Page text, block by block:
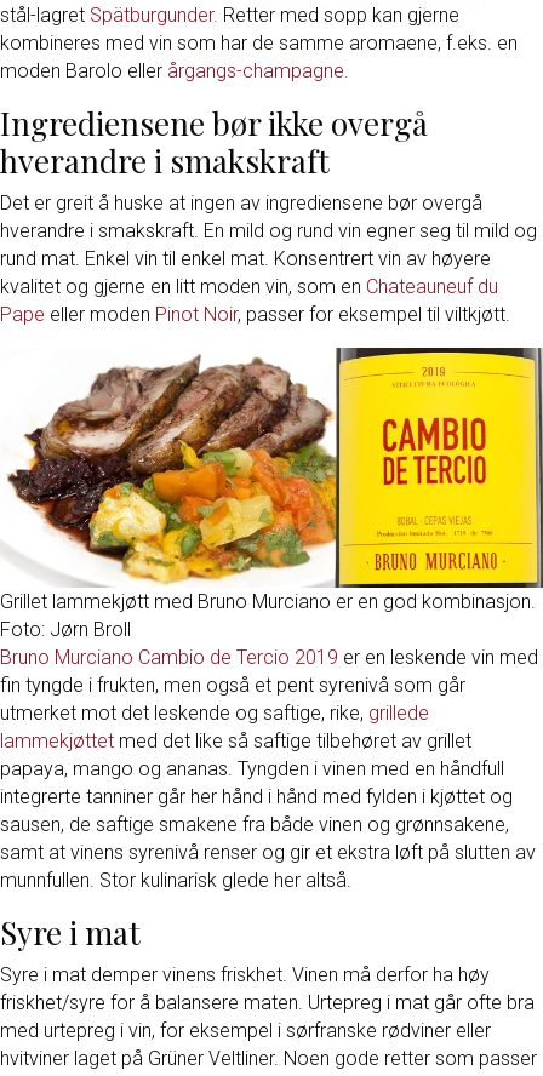
stål-lagret Spätburgunder. Retter med sopp kan gjerne
kombineres med vin som har de samme aromaene, f.eks. en
moden Barolo eller årgangs-champagne.
Ingrediensene bør ikke overgå
hverandre i smakskraft
Det er greit å huske at ingen av ingrediensene bør overgå
hverandre i smakskraft. En mild og rund vin egner seg til mild og
rund mat. Enkel vin til enkel mat. Konsentrert vin av høyere
kvalitet og gjerne en litt moden vin, som en Chateauneuf du
Pape eller moden Pinot Noir, passer for eksempel til viltkjøtt.
Grillet lammekjøtt med Bruno Murciano er en god kombinasjon.
Foto: Jørn Broll
Bruno Murciano Cambio de Tercio 2019 er en leskende vin med
fin tyngde i frukten, men også et pent syrenivå som går
utmerket mot det leskende og saftige, rike, grillede
lammekjøttet med det like så saftige tilbehøret av grillet
papaya, mango og ananas. Tyngden i vinen med en håndfull
integrerte tanniner går her hånd i hånd med fylden i kjøttet og
sausen, de saftige smakene fra både vinen og grønnsakene,
samt at vinens syrenivå renser og gir et ekstra løft på slutten av
munnfullen. Stor kulinarisk glede her altså.
Syre i mat
Syre i mat demper vinens friskhet. Vinen må derfor ha høy
friskhet/syre for å balansere maten. Urtepreg i mat går ofte bra
med urtepreg i vin, for eksempel i sørfranske rødviner eller
hvitviner laget på Grüner Veltliner. Noen gode retter som passer